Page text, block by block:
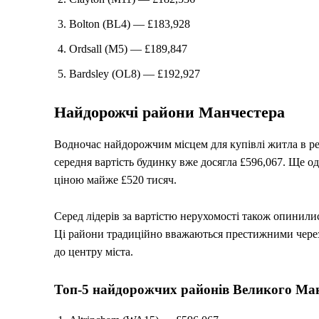
Bolton (BL4) — £183,928
Ordsall (M5) — £189,847
Bardsley (OL8) — £192,927
Найдорожчі райони Манчестера
Водночас найдорожчим місцем для купівлі житла в
середня вартість будинку вже досягла £596,067.
ціною майже £520 тисяч.
Серед лідерів за вартістю нерухомості також
Ці райони традиційно вважаються престижними
до центру міста.
Топ-5 найдорожчих районів Великого